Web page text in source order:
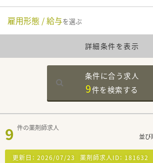
雇用形態 / 給与を選ぶ
詳細条件を表示
条件に合う求人
9件を検索する
9 件の薬剤師求人
並び
更新日： 2026/07/23 薬剤師求人ID： 181632